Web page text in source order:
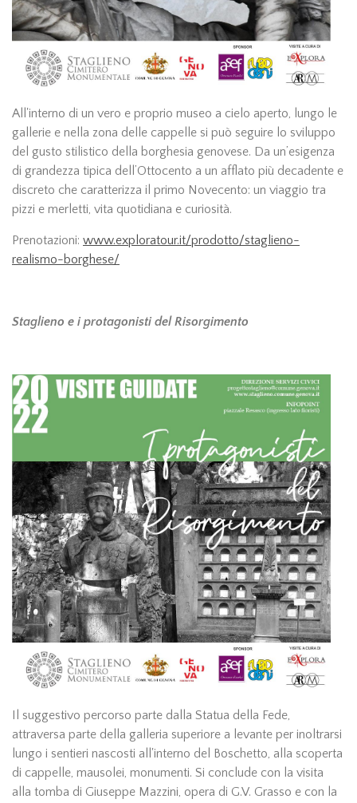
All'interno di un vero e proprio museo a cielo aperto, lungo le
gallerie e nella zona delle cappelle si può seguire lo sviluppo
del gusto stilistico della borghesia genovese. Da un’esigenza
di grandezza tipica dell’Ottocento a un afflato più decadente e
discreto che caratterizza il primo Novecento: un viaggio tra
pizzi e merletti, vita quotidiana e curiosità.
Prenotazioni: www.exploratour.it/prodotto/staglieno-
realismo-borghese/
Staglieno e i protagonisti del Risorgimento
Il suggestivo percorso parte dalla Statua della Fede,
attraversa parte della galleria superiore a levante per inoltrarsi
lungo i sentieri nascosti all'interno del Boschetto, alla scoperta
di cappelle, mausolei, monumenti. Si conclude con la visita
alla tomba di Giuseppe Mazzini, opera di G.V. Grasso e con la